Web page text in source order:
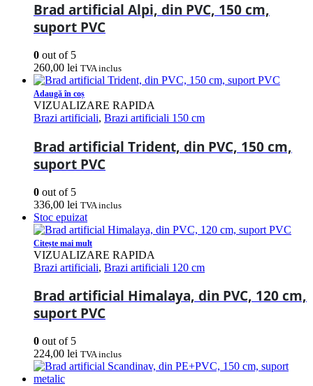
Brad artificial Alpi, din PVC, 150 cm,
suport PVC
0 out of 5
260,00 lei TVA inclus
Adaugă în coș
VIZUALIZARE RAPIDA
Brazi artificiali, Brazi artificiali 150 cm
Brad artificial Trident, din PVC, 150 cm,
suport PVC
0 out of 5
336,00 lei TVA inclus
Stoc epuizat
Citește mai mult
VIZUALIZARE RAPIDA
Brazi artificiali, Brazi artificiali 120 cm
Brad artificial Himalaya, din PVC, 120 cm,
suport PVC
0 out of 5
224,00 lei TVA inclus